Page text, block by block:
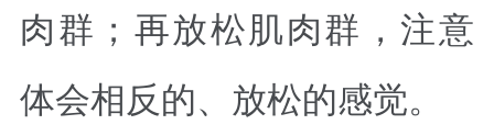
肉群；再放松肌肉群，注意
体会相反的、放松的感觉。